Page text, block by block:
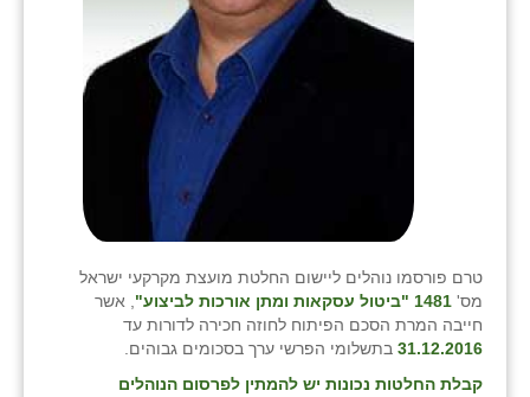
טרם פורסמו נוהלים ליישום החלטת מועצת מקרקעי ישראל
מס' 1481 "ביטול עסקאות ומתן אורכות לביצוע"
, אשר
חייבה המרת הסכם הפיתוח לחוזה חכירה לדורות עד
31.12.2016 בתשלומי הפרשי ערך בסכומים גבוהים.
קבלת החלטות נכונות יש להמתין לפרסום הנוהלים